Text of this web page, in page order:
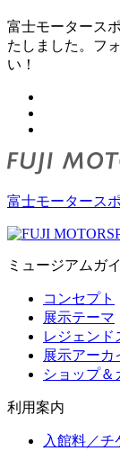
富士モータース
たしました。フ
い！
富士モータース
ミュージアムガ
コンセプト
展示テーマ
レジェンド
展示アーカ
ショップ＆
利用案内
入館料／チ